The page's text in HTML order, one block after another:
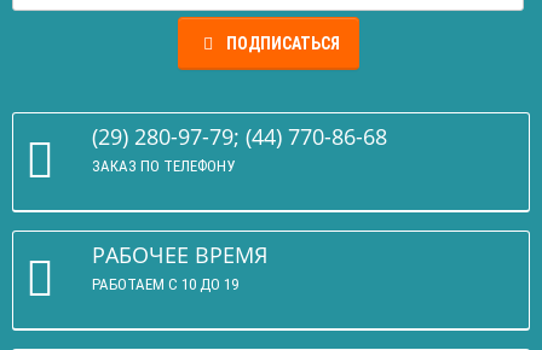
ПОДПИСАТЬСЯ
(29) 280-97-79; (44) 770-86-68
ЗАКАЗ ПО ТЕЛЕФОНУ
РАБОЧЕЕ ВРЕМЯ
РАБОТАЕМ С 10 ДО 19